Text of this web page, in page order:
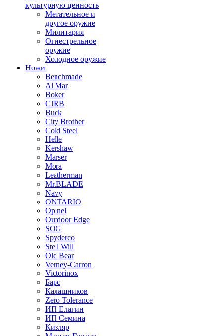
культурную ценность
Метательное и
другое оружие
Милитария
Огнестрельное
оружие
Холодное оружие
Ножи
Benchmade
Al Mar
Boker
CJRB
Buck
City Brother
Cold Steel
Helle
Kershaw
Marser
Mora
Leatherman
Mr.BLADE
Navy
ONTARIO
Opinel
Outdoor Edge
SOG
Spyderco
Stell Will
Old Bear
Verney-Carron
Victorinox
Барс
Калашников
Zero Tolerance
ИП Елагин
ИП Семина
Кизляр